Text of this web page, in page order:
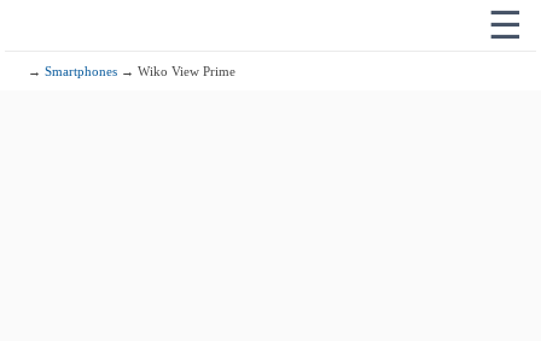
☰
→Smartphones → Wiko View Prime